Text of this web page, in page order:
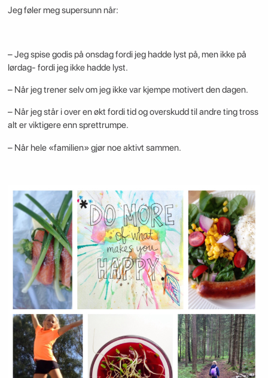
Jeg føler meg supersunn når:
– Jeg spise godis på onsdag fordi jeg hadde lyst på, men ikke på
lørdag- fordi jeg ikke hadde lyst.
– Når jeg trener selv om jeg ikke var kjempe motivert den dagen.
– Når jeg står i over en økt fordi tid og overskudd til andre ting tross
alt er viktigere enn sprettrumpe.
– Når hele «familien» gjør noe aktivt sammen.